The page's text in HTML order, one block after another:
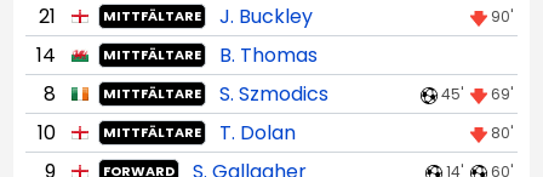
21
MITTFÄLTARE J. Buckley 90'
14 MITTFÄLTARE
B. Thomas
8
MITTFÄLTARE S. Szmodics 45' 69'
10 MITTFÄLTARE T. Dolan 80'
9 FORWARD S. Gallagher 14' 60'